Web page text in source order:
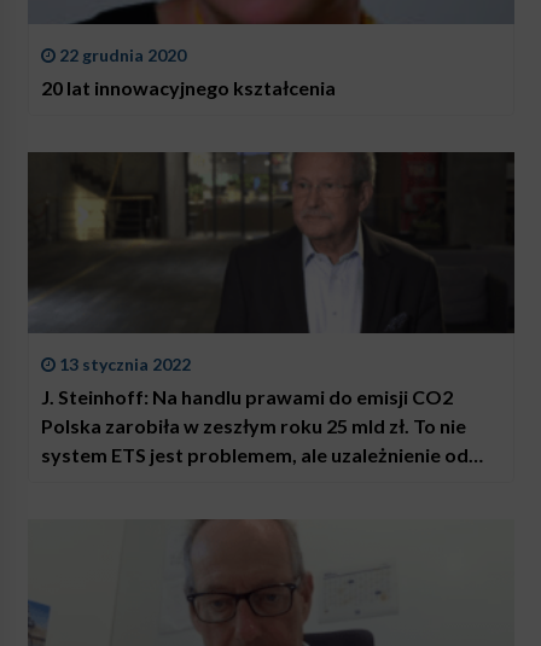
22 grudnia 2020
20 lat innowacyjnego kształcenia
13 stycznia 2022
J. Steinhoff: Na handlu prawami do emisji CO2
Polska zarobiła w zeszłym roku 25 mld zł. To nie
system ETS jest problemem, ale uzależnienie od